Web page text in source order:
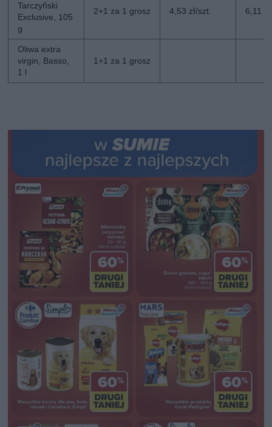
Tarczyński
Exclusive, 105
g
2+1 za 1 grosz 4,53 zł/szt. 6,11
Oliwa extra
virgin, Basso,
1 l
1+1 za 1 grosz